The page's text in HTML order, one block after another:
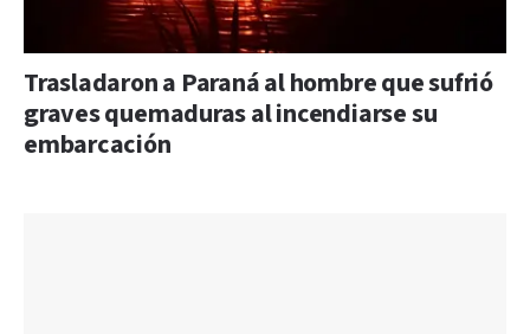
Trasladaron a Paraná al hombre que sufrió
graves quemaduras al incendiarse su
embarcación